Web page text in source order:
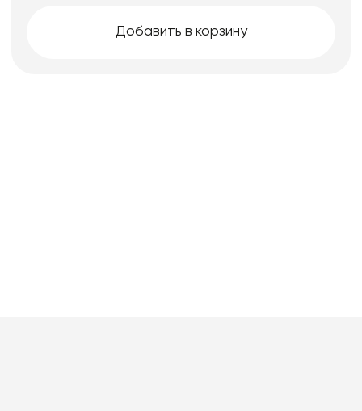
Добавить в корзину